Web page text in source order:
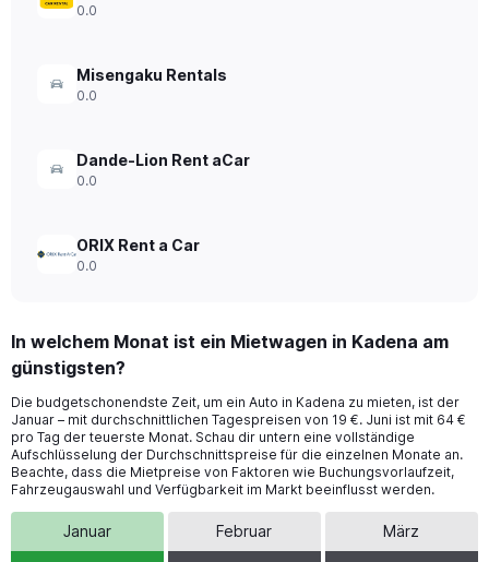
0.0
Misengaku Rentals
0.0
Dande-Lion Rent aCar
0.0
ORIX Rent a Car
0.0
In welchem Monat ist ein Mietwagen in Kadena am
günstigsten?
Die budgetschonendste Zeit, um ein Auto in Kadena zu mieten, ist der
Januar – mit durchschnittlichen Tagespreisen von 19 €. Juni ist mit 64 €
pro Tag der teuerste Monat. Schau dir untern eine vollständige
Aufschlüsselung der Durchschnittspreise für die einzelnen Monate an.
Beachte, dass die Mietpreise von Faktoren wie Buchungsvorlaufzeit,
Fahrzeugauswahl und Verfügbarkeit im Markt beeinflusst werden.
Januar Februar März